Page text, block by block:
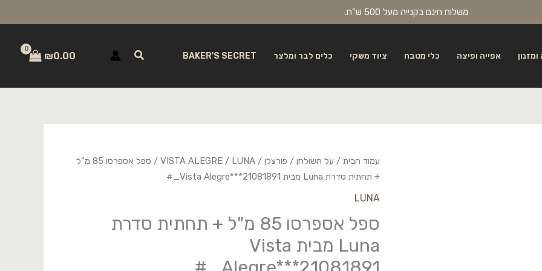
משלוח חינם בקנייה מעל 500 ש"ח.
אפייה ופיצה כלי מטבח ציוד משקי כלים לבר ומלצר BAKER'S SECRET חיפוש ₪0.00
עמוד הבית / על השולחן / פורצלן /
VISTA ALEGRE/ LUNA
/ ספל אספרסו 85 מ"ל
+ תחתית סדרת Luna מבית Vista Alegre***21081891_#
LUNA
ספל אספרסו 85 מ"ל + תחתית סדרת
Luna מבית Vista